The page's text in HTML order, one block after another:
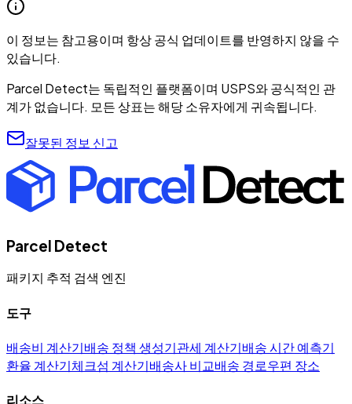
이 정보는 참고용이며 항상 공식 업데이트를 반영하지 않을 수
있습니다.
Parcel Detect는 독립적인 플랫폼이며 USPS와 공식적인 관
계가 없습니다. 모든 상표는 해당 소유자에게 귀속됩니다.
잘못된 정보 신고
Parcel Detect
패키지 추적 검색 엔진
도구
배송비 계산기배송 정책 생성기관세 계산기배송 시간 예측기
환율 계산기체크섬 계산기배송사 비교배송 경로우편 장소
리소스